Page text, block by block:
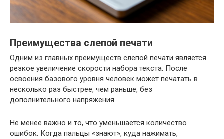
Преимущества слепой печати
Одним из главных преимуществ слепой печати является
резкое увеличение скорости набора текста. После
освоения базового уровня человек может печатать в
несколько раз быстрее, чем раньше, без
дополнительного напряжения.
Не менее важно и то, что уменьшается количество
ошибок. Когда пальцы «знают», куда нажимать,